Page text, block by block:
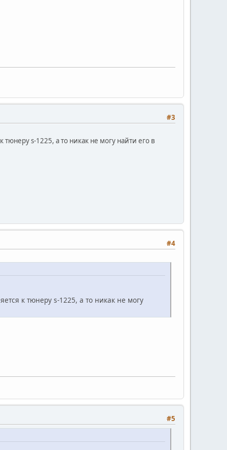
#3
s-1225, а то никак не могу найти его в
#4
к тюнеру s-1225, а то никак не могу
#5